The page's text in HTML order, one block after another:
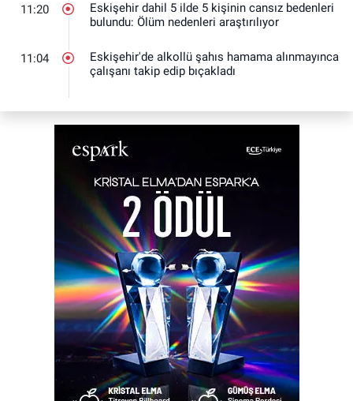
11:20
Eskişehir dahil 5 ilde 5 kişinin cansız bedenleri
bulundu: Ölüm nedenleri araştırılıyor
11:04
Eskişehir'de alkollü şahıs hamama alınmayınca
çalışanı takip edip bıçakladı